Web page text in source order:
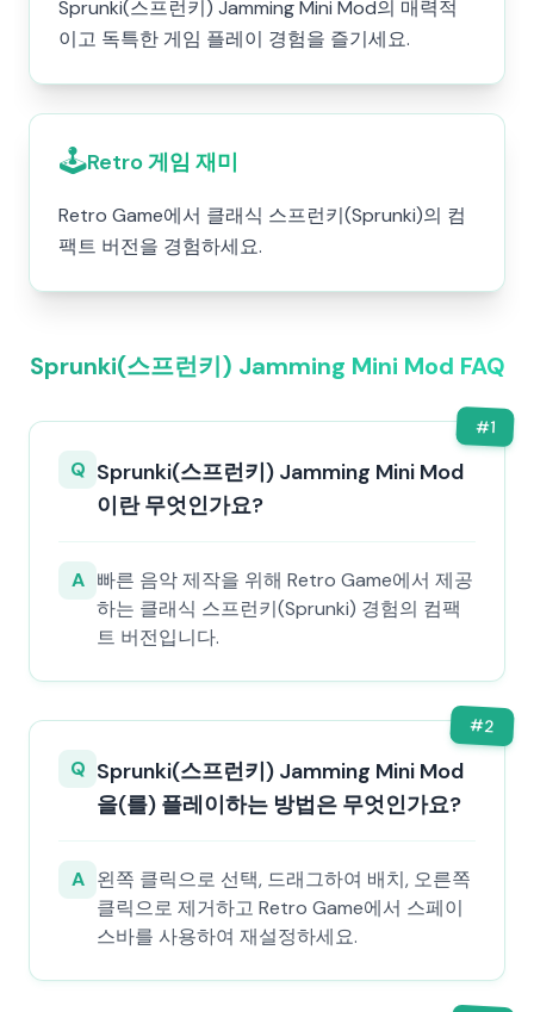
Sprunki(스프런키) Jamming Mini Mod의 매력적
이고 독특한 게임 플레이 경험을 즐기세요.
🕹️Retro 게임 재미
Retro Game에서 클래식 스프런키(Sprunki)의 컴
팩트 버전을 경험하세요.
Sprunki(스프런키) Jamming Mini Mod FAQ
#1
Q Sprunki(스프런키) Jamming Mini Mod
이란 무엇인가요?
A 빠른 음악 제작을 위해 Retro Game에서 제공
하는 클래식 스프런키(Sprunki) 경험의 컴팩
트 버전입니다.
#2
Q Sprunki(스프런키) Jamming Mini Mod
을(를) 플레이하는 방법은 무엇인가요?
A 왼쪽 클릭으로 선택, 드래그하여 배치, 오른쪽
클릭으로 제거하고 Retro Game에서 스페이
스바를 사용하여 재설정하세요.